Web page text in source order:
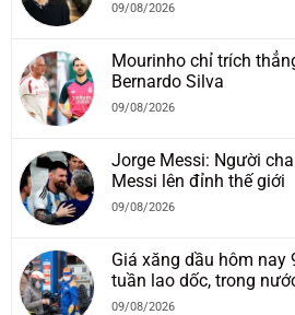
09/08/2026
Mourinho chỉ trích
Bernardo Silva
09/08/2026
Jorge Messi: Người
Messi lên đỉnh thế giới
09/08/2026
Giá xăng dầu hôm
tuần lao dốc, trong
09/08/2026